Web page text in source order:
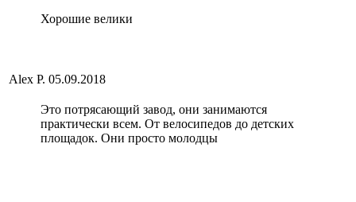
Хорошие велики
Alex P. 05.09.2018
Это потрясающий завод, они занимаются
практически всем. От велосипедов до детских
площадок. Они просто молодцы